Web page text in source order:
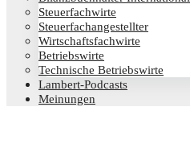
Steu­er­fach­wir­te
Steu­er­fach­an­ge­stell­ter
Wirt­schafts­fach­wir­te
Betriebs­wir­te
Tech­ni­sche Betriebswirte
Lam­­bert-Pod­­casts
Mei­nun­gen